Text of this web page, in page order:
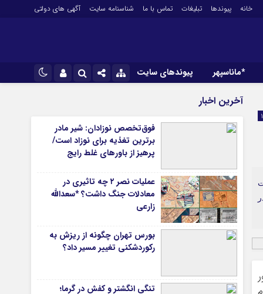
خانه پیوندها تبلیغات تماس با ما شناسنامه سایت آگهی های دولتی
*ماناسپهر پیوندهای سایت
سروش
ایتا
آپارات مرا به خاطر بسپار
اطلاعات
باشگاه پرسپولیس
باشگاه استقلال
ورزشهای رزمی
ورزش زنان
توپ و تور
سایر حوزه ها
دانشگاه
افزود: در ۲۴ ساعت
۱۹۵۸ بیمار جدید مبتلا به کووید-۱۹ در
آخرین اخبار
فوق‌تخصص نوزادان: شیر مادر
برترین تغذیه برای نوزاد است/
پرهیز از باورهای غلط رایج
عملیات نصر ۲ چه تاثیری در
معادلات جنگ داشت؟ *سعدالله
زارعی
بورس تهران چگونه از ریزش به
رکوردشکنی تغییر مسیر داد؟
تنگی انگشتر و کفش در گرما؛